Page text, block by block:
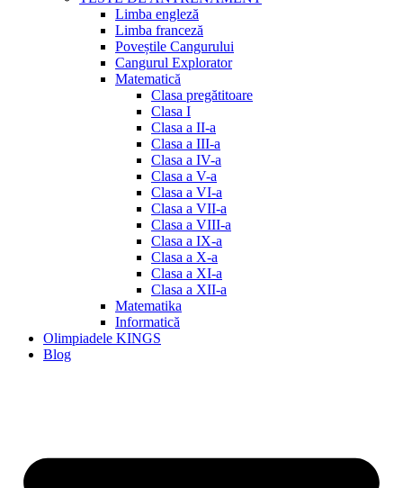
Limba engleză
Limba franceză
Poveștile Cangurului
Cangurul Explorator
Matematică
Clasa pregătitoare
Clasa I
Clasa a II-a
Clasa a III-a
Clasa a IV-a
Clasa a V-a
Clasa a VI-a
Clasa a VII-a
Clasa a VIII-a
Clasa a IX-a
Clasa a X-a
Clasa a XI-a
Clasa a XII-a
Matematika
Informatică
Olimpiadele KINGS
Blog